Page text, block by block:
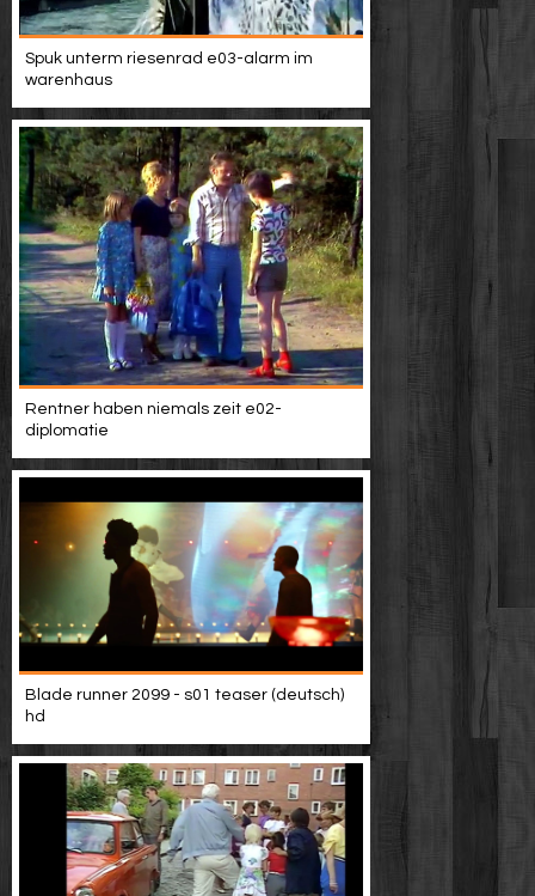
Spuk unterm riesenrad e03-alarm im
warenhaus
Rentner haben niemals zeit e02-
diplomatie
Blade runner 2099 - s01 teaser (deutsch)
hd